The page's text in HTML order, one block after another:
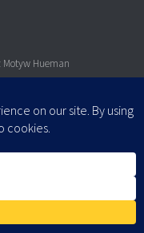
Motyw Hueman